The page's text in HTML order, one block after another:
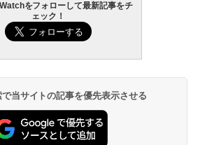
をフォローして最新記事をチ
ェック！
当サイトの記事を優先表示させる